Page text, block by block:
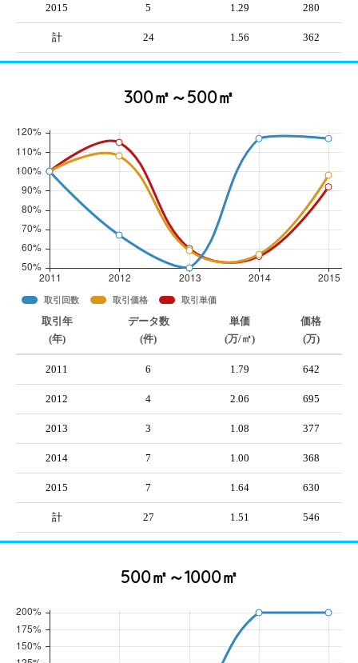
2015 5 1.29 280
計 24 1.56 362
300㎡～500㎡
取引回数 取引価格 取引単価
取引年
(年)
データ数
(件)
単価
(万/㎡)
価格
(万)
2011 6 1.79 642
2012 4 2.06 695
2013 3 1.08 377
2014 7 1.00 368
2015 7 1.64 630
計 27 1.51 546
500㎡～1000㎡